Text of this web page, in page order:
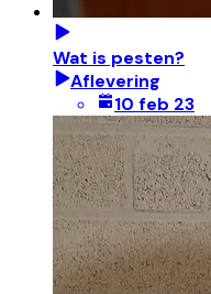
Wat is pesten?
Aflevering
10 feb 23